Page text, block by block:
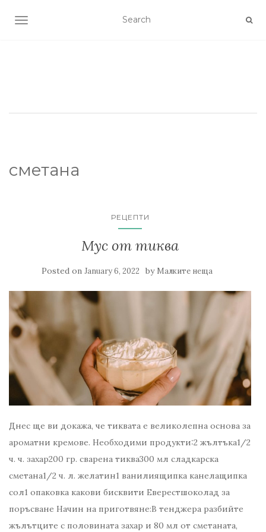
TOGGLE NAVIGATION
сметана
РЕЦЕПТИ
Мус от тиква
Posted on January 6, 2022 by Малките неща
Днес ще ви докажа, че тиквата е великолепна основа за
ароматни кремове. Необходими продукти:2 жълтъка1/2
ч. ч. захар200 гр. сварена тиква300 мл сладкарска
сметана1/2 ч. л. желатин1 ванилиящипка канелащипка
сол1 опаковка какови бисквити Еверестшоколад за
поръсване Начин на приготвяне:В тенджера разбийте
жълътците с половината захар и 80 мл от сметаната,